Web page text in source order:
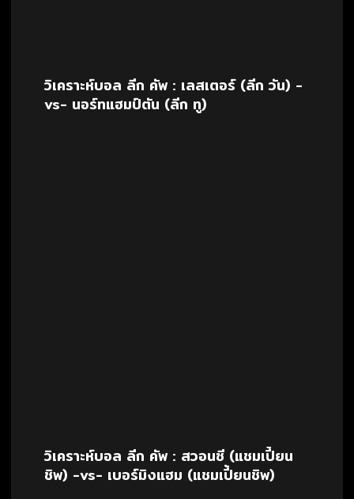
วิเคราะห์บอล ลีก คัพ : เลสเตอร์ (ลีก วัน) -
vs- นอร์ทแฮมป์ตัน (ลีก ทู)
วิเคราะห์บอล ลีก คัพ : สวอนซี (แชมเปี้ยน
ชิพ) -vs- เบอร์มิงแฮม (แชมเปี้ยนชิพ)